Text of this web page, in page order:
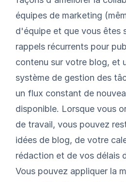
équipes de marketing
d'équipe et que vous êtes
rappels récurrents pour
contenu sur votre blog, et
système de gestion des
un flux constant de
disponible. Lorsque vous
de travail, vous pouvez
idées de blog, de votre
rédaction et de vos délais
Vous pouvez appliquer la